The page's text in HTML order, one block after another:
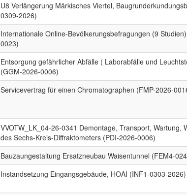
U8 Verlängerung Märkisches Viertel,
0309-2026)
Internationale Online-Bevölkerungsbefragungen (9
0023)
Entsorgung gefährlicher Abfälle ( Laborabfälle und
(GGM-2026-0006)
Servicevertrag für einen Chromatographen (FMP-2026-
VVOTW_LK_04-26-0341 Demontage, Transport, Wartung,
des Sechs-Kreis-Diffraktometers (PDI-2026-0006)
Bauzaungestaltung Ersatzneubau Waisentunnel (FEM4-
Instandsetzung Eingangsgebäude, HOAI (INF1-0303-2026)